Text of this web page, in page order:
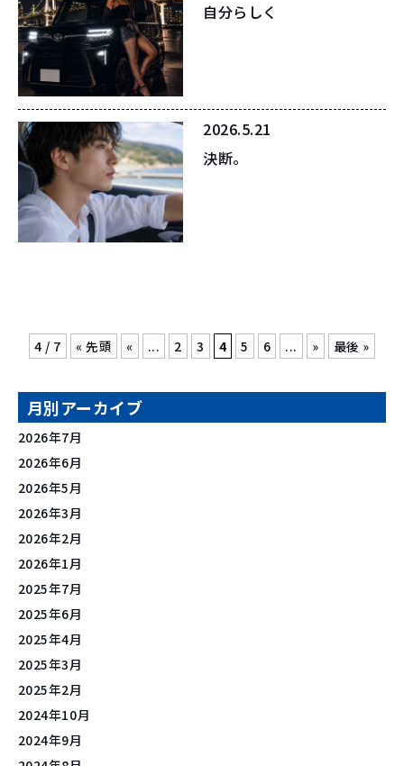
自分らしく
2026.5.21
決断。
4 / 7 « 先頭 « ... 2 3 4 5 6 ... » 最後 »
月別アーカイブ
2026年7月
2026年6月
2026年5月
2026年3月
2026年2月
2026年1月
2025年7月
2025年6月
2025年4月
2025年3月
2025年2月
2024年10月
2024年9月